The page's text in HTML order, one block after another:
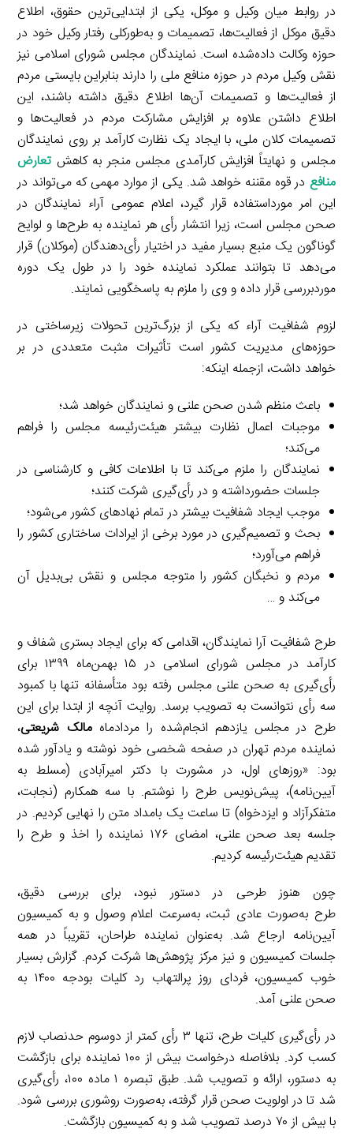
در روابط میان وکیل و موکل، یکی از ابتدایی‌ترین حقوق، اطلاع
دقیق موکل از فعالیت‌ها، تصمیمات و به‌طورکلی رفتار وکیل خود در
حوزه وکالت داده‌شده است. نمایندگان مجلس شورای اسلامی نیز
نقش وکیل مردم در حوزه منافع ملی را دارند بنابراین بایستی مردم
از فعالیت‌ها و تصمیمات آن‌ها اطلاع دقیق داشته باشند، این
اطلاع داشتن علاوه بر افزایش مشارکت مردم در فعالیت‌ها و
تصمیمات کلان ملی، با ایجاد یک نظارت کارآمد بر روی نمایندگان
مجلس و نهایتاً افزایش کارآمدی مجلس منجر به کاهش تعارض
منافع در قوه مقننه خواهد شد. یکی از موارد مهمی که می‌تواند در
این امر مورداستفاده قرار گیرد، اعلام عمومی آراء نمایندگان در
صحن مجلس است، زیرا انتشار رأی هر نماینده به طرح‌ها و لوایح
گوناگون یک منبع بسیار مفید در اختیار رأی‌دهندگان (موکلان) قرار
می‌دهد تا بتوانند عملکرد نماینده خود را در طول یک دوره
موردبررسی قرار داده و وی را ملزم به پاسخگویی نمایند.
لزوم شفافیت آراء که یکی از بزرگ‌ترین تحولات زیرساختی در
حوزه‌های مدیریت کشور است تأثیرات مثبت متعددی در بر
خواهد داشت، ازجمله اینکه:
باعث منظم شدن صحن علنی و نمایندگان خواهد شد؛
موجبات اعمال نظارت بیشتر هیئت‌رئیسه مجلس را فراهم
می‌کند؛
نمایندگان را ملزم می‌کند تا با اطلاعات کافی و کارشناسی در
جلسات حضورداشته و در رأی‌گیری شرکت کنند؛
موجب ایجاد شفافیت بیشتر در تمام نهادهای کشور می‌شود؛
بحث و تصمیم‌گیری در مورد برخی از ایرادات ساختاری کشور را
فراهم می‌آورد؛
مردم و نخبگان کشور را متوجه مجلس و نقش بی‌بدیل آن
می‌کند و …
طرح شفافیت آرا نمایندگان، اقدامی که برای ایجاد بستری شفاف و
کارآمد در مجلس شورای اسلامی در ۱۵ بهمن‌ماه ۱۳۹۹ برای
رأی‌گیری به صحن علنی مجلس رفته بود متأسفانه تنها با کمبود
سه رأی نتوانست به تصویب برسد. روایت آنچه از ابتدا برای این
طرح در مجلس یازدهم انجام‌شده را مردادماهمالک شریعتی،
نماینده مردم تهران در صفحه شخصی خود نوشته و یادآور شده
بود: «روزهای اول، در مشورت با دکتر امیرآبادی (مسلط به
آیین‌نامه)، پیش‌نویس طرح را نوشتم. با سه همکارم (نجابت،
متفکرآزاد و ایزدخواه) تا ساعت یک بامداد متن را نهایی کردیم. در
جلسه بعد صحن علنی، امضای ۱۷۶ نماینده را اخذ و طرح را
تقدیم هیئت‌رئیسه کردیم.
چون هنوز طرحی در دستور نبود، برای بررسی دقیق،
طرح به‌صورت عادی ثبت، به‌سرعت اعلام وصول و به کمیسیون
آیین‌نامه ارجاع شد. به‌عنوان نماینده طراحان، تقریباً در همه
جلسات کمیسیون و نیز مرکز پژوهش‌ها شرکت کردم. گزارش بسیار
خوب کمیسیون، فردای روز پرالتهاب رد کلیات بودجه ۱۴۰۰ به
صحن علنی آمد.
در رأی‌گیری کلیات طرح، تنها ۳ رأی کمتر از دوسوم حدنصاب لازم
کسب کرد. بلافاصله درخواست بیش از ۱۰۰ نماینده برای بازگشت
به دستور، ارائه و تصویب شد. طبق تبصره ۱ ماده ۱۰۰، رأی‌گیری
شد تا در اولویت صحن قرار گرفته، به‌صورت روشوری بررسی شود.
با بیش از ۷۰ درصد تصویب شد و به کمیسیون بازگشت.